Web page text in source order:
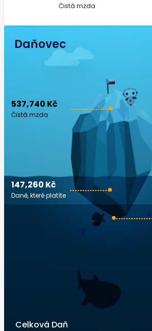
Čistá mzda
Daňovec
537,740 Kč
Čistá mzda
147,260 Kč
Daně, které platíte
Celková Daň